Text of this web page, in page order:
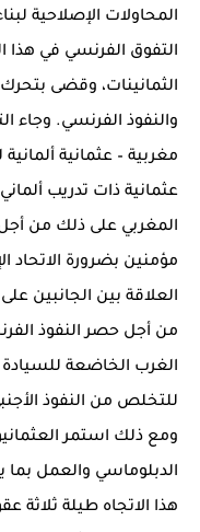
التفوق الفرنسي في هذا
الثمانينات، وقضى
والنفوذ الفرنسي. وجاء
مغربية – عثمانية
عثمانية ذات تدريب
المغربي على ذلك من أجل
مؤمنين بضرورة الاتحاد
العلاقة بين الجانبين
من أجل حصر النفوذ
الغرب الخاضعة للسيادة
للتخلص من النفوذ
ومع ذلك استمر
الدبلوماسي والعمل بما
هذا الاتجاه طيلة ثلاثة